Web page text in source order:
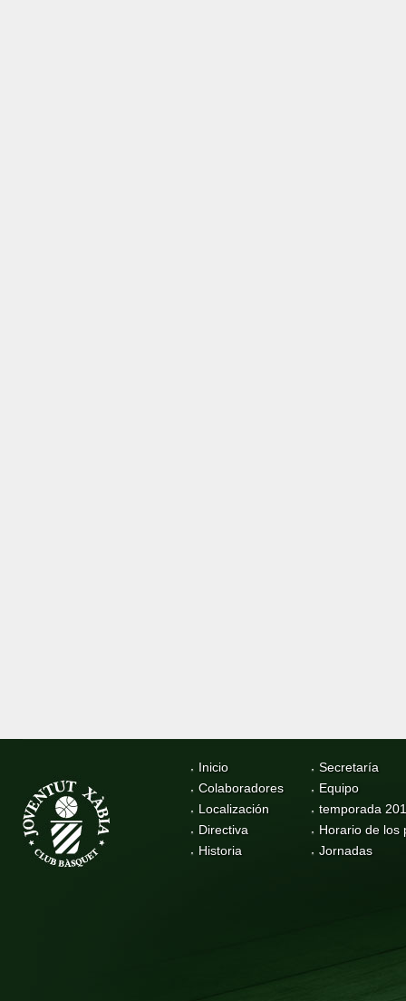
Inicio
Colaboradores
Localización
Directiva
Historia
Secretaría
Equipo
temporada
Horario de los
Jornadas